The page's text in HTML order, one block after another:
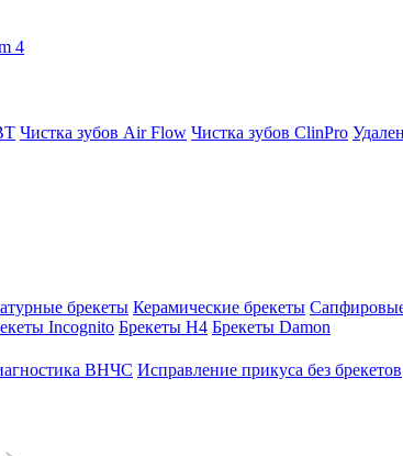
4
Чистка зубов Air Flow Чистка зубов ClinPro
брекеты Керамические брекеты
Incognito Брекеты H4 Брекеты Damon
ВНЧС Исправление прикуса без брекетов